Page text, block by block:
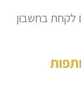
לקחת בחשבון